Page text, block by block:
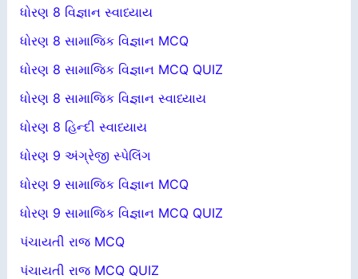
ધોરણ 8 વિજ્ઞાન સ્વાધ્યાય
ધોરણ 8 સામાજિક વિજ્ઞાન MCQ
ધોરણ 8 સામાજિક વિજ્ઞાન MCQ QUIZ
ધોરણ 8 સામાજિક વિજ્ઞાન સ્વાધ્યાય
ધોરણ 8 હિન્દી સ્વાધ્યાય
ધોરણ 9 અંગ્રેજી સ્પેલિંગ
ધોરણ 9 સામાજિક વિજ્ઞાન MCQ
ધોરણ 9 સામાજિક વિજ્ઞાન MCQ QUIZ
પંચાયતી રાજ MCQ
પંચાયતી રાજ MCQ QUIZ